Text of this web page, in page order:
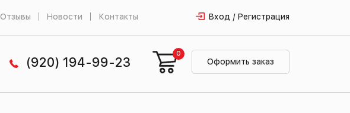
Отзывы Новости Контакты Вход / Регистрация
(920) 194-99-23 Оформить заказ
0